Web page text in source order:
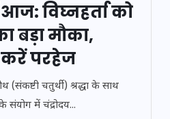
विघ्नहर्ता को
बड़ा मौका,
परहेज
चतुर्थी) श्रद्धा के साथ
संयोग में चंद्रोदय...